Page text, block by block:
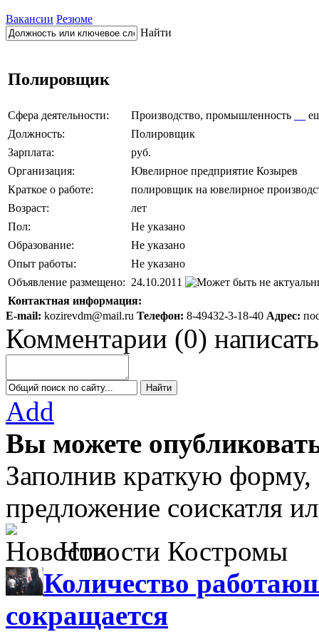
Вакансии Резюме
Найти
Полировщик
Сфера деятельности: Производство, промышленность
Должность:
Полировщик
Зарплата:
руб.
Организация:
Ювелирное предприятие Козырев
Краткое о работе:
полировщик на ювелирное
Возраст:
лет
Пол:
Не указано
Образование:
Не указано
Опыт работы:
Не указано
Объявление размещено: 24.10.2011
Контактная информация:
E-mail: kozirevdm@mail.ru Телефон: 8-49432-3-18-40 Адрес:
Комментарии (0) написать
Add
Вы можете
Заполнив краткую
предложение соискатля
Новости Костромы
Количество
сокращается